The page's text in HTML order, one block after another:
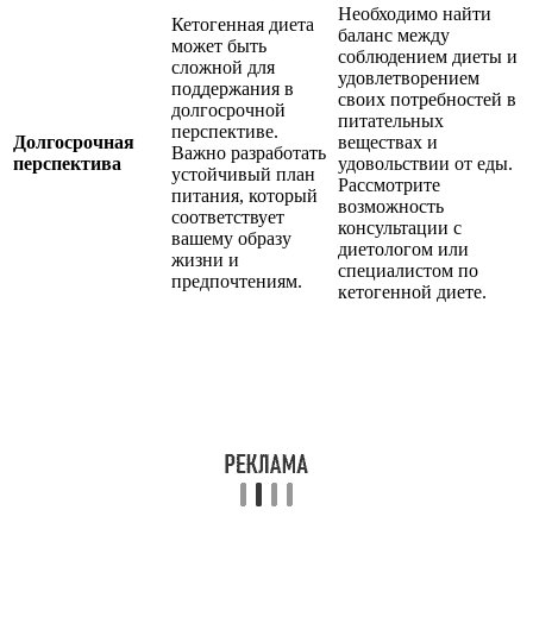
Долгосрочная
перспектива
Кетогенная диета
может быть
сложной для
поддержания в
долгосрочной
перспективе.
Важно разработать
устойчивый план
питания, который
соответствует
вашему образу
жизни и
предпочтениям.
Необходимо найти
баланс между
соблюдением диеты и
удовлетворением
своих потребностей в
питательных
веществах и
удовольствии от еды.
Рассмотрите
возможность
консультации с
диетологом или
специалистом по
кетогенной диете.